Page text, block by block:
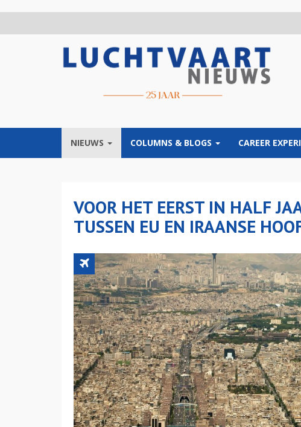
NIEUWS COLUMNS & BLOGS CAREER
VOOR HET EERST IN HALF
TUSSEN EU EN IRAANSE